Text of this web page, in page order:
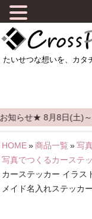
★ 8月8日(土)～8月
HOME
CrossPicについて
HOME»商品一覧 »写
写真でつくるカーステ
カーステッカー イラス
メイド名入れステッカー